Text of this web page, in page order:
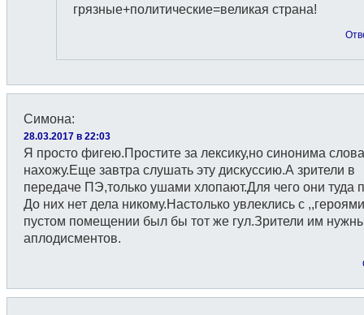
грязные+политические=великая страна!
Симона:
28.03.2017 в 22:03
Я просто фигею.Простите за лексику,но синонима
нахожу.Еще завтра слушать эту дискуссию.А зрители в
передаче ПЭ,только ушами хлопают.Для чего они туда
До них нет дела никому.Настолько увлеклись с
пустом помещении был бы тот же гул.Зрители им
аплодисментов.